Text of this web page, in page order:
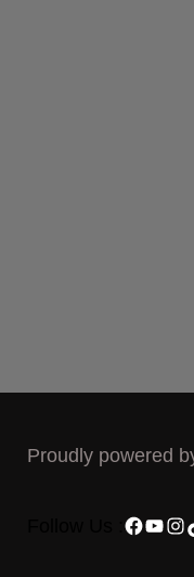
Proudly powered